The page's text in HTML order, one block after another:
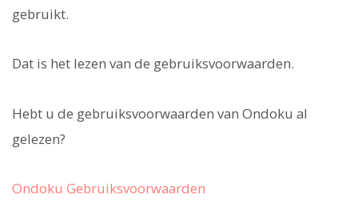
gebruikt.
Dat is het lezen van de gebruiksvoorwaarden.
Hebt u de gebruiksvoorwaarden van Ondoku al
gelezen?
Ondoku Gebruiksvoorwaarden